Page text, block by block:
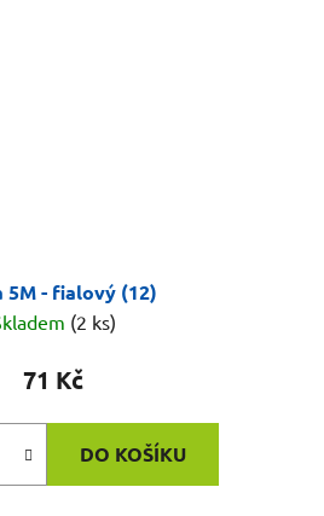
5M - fialový (12)
(2 ks)
71 Kč
DO KOŠÍKU